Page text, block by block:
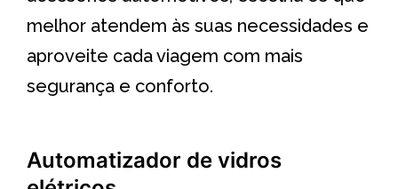
melhor atendem às suas necessidades e
aproveite cada viagem com mais
segurança e conforto.
Automatizador de vidros